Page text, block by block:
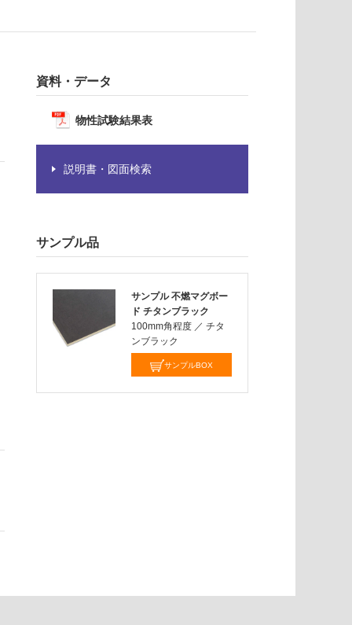
資料・データ
物性試験結果表
説明書・図面検索
サンプル品
サンプル 不燃マグボー
ド チタンブラック
100mm角程度 ／ チタ
ンブラック
サンプルBOX